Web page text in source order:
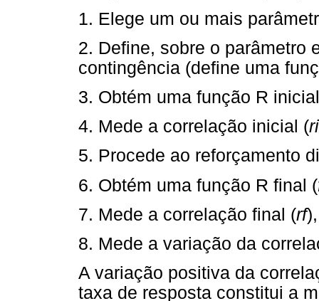
1. Elege um ou mais
2. Define, sobre o parâmetro
contingência (define uma
3. Obtém uma função R
4. Mede a correlação inicial (ri
5. Procede ao reforçamento
6. Obtém uma função R final (
7. Mede a correlação final (rf
8. Mede a variação da
A variação positiva da
taxa de resposta constitui a